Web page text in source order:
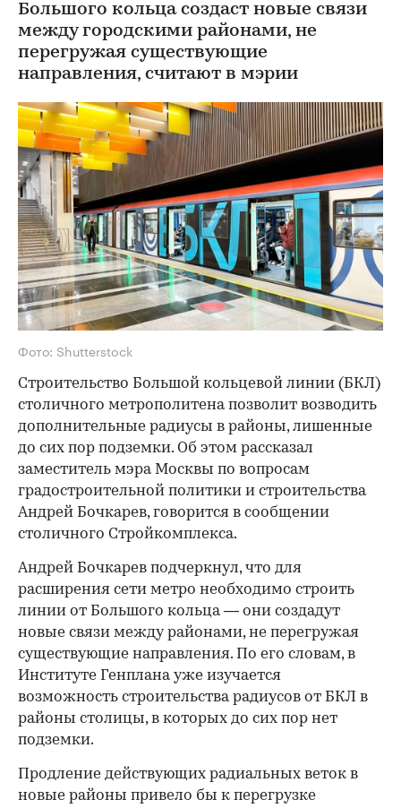
Большого кольца создаст новые связи
между городскими районами, не
перегружая существующие
направления, считают в мэрии
Фото: Shutterstock
Строительство Большой кольцевой линии (БКЛ)
столичного метрополитена позволит возводить
дополнительные радиусы в районы, лишенные
до сих пор подземки. Об этом рассказал
заместитель мэра Москвы по вопросам
градостроительной политики и строительства
Андрей Бочкарев, говорится в сообщении
столичного Стройкомплекса.
Андрей Бочкарев подчеркнул, что для
расширения сети метро необходимо строить
линии от Большого кольца — они создадут
новые связи между районами, не перегружая
существующие направления. По его словам, в
Институте Генплана уже изучается
возможность строительства радиусов от БКЛ в
районы столицы, в которых до сих пор нет
подземки.
Продление действующих радиальных веток в
новые районы привело бы к перегрузке